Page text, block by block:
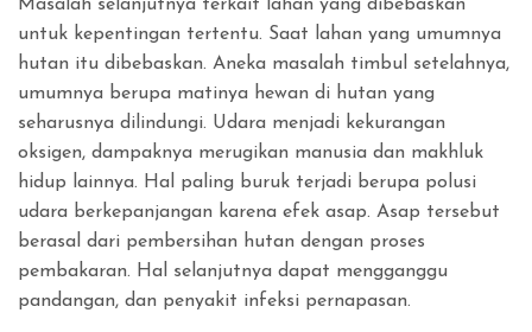
Masalah selanjutnya terkait lahan yang dibebaskan
untuk kepentingan tertentu. Saat lahan yang umumnya
hutan itu dibebaskan. Aneka masalah timbul setelahnya,
umumnya berupa matinya hewan di hutan yang
seharusnya dilindungi. Udara menjadi kekurangan
oksigen, dampaknya merugikan manusia dan makhluk
hidup lainnya. Hal paling buruk terjadi berupa polusi
udara berkepanjangan karena efek asap. Asap tersebut
berasal dari pembersihan hutan dengan proses
pembakaran. Hal selanjutnya dapat mengganggu
pandangan, dan penyakit infeksi pernapasan.